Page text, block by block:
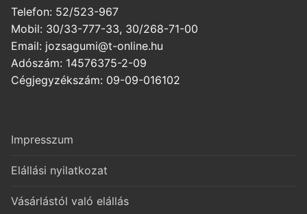
Telefon: 52/523-967
Mobil: 30/33-777-33, 30/268-71-00
Email: jozsagumi@t-online.hu
Adószám: 14576375-2-09
Cégjegyzékszám: 09-09-016102
Impresszum
Elállási nyilatkozat
Vásárlástól való elállás